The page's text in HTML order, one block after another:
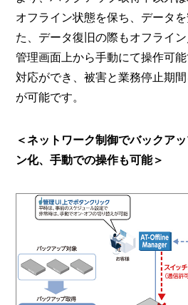
オフライン状態を保ち、データ
た、データ復旧の際もオフライ
管理画面上から手動にて操作可
対応ができ、被害と業務停止期
が可能です。
＜ネットワーク制御でバックア
ン化、手動での操作も可能＞